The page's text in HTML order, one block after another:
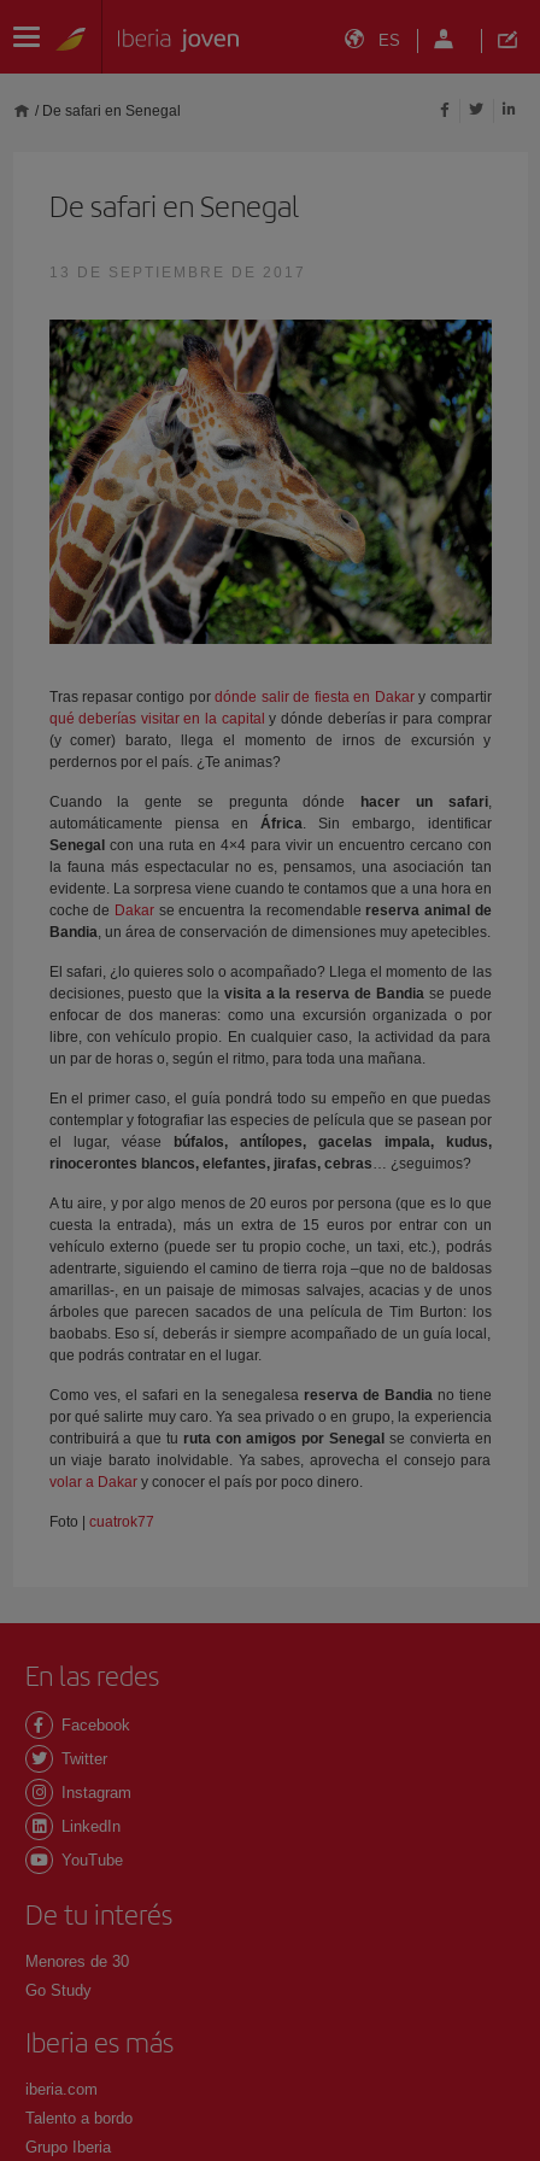
ES
/ De safari en Senegal
De safari en Senegal
13 DE SEPTIEMBRE DE 2017
Tras repasar contigo pordónde salir de fiesta en Dakary compartir
qué deberías visitar en la capital y dónde deberías ir para comprar
(y comer) barato, llega el momento de irnos de excursión y
perdernos por el país. ¿Te animas?
Cuando la gente se pregunta dónde hacer un safari,
automáticamente piensa en África . Sin embargo, identificar
Senegalcon una ruta en 4×4 para vivir un encuentro cercano con
la fauna más espectacular no es, pensamos, una asociación tan
evidente. La sorpresa viene cuando te contamos que a una hora en
coche de Dakarse encuentra la recomendable reserva animal de
Bandia , un área de conservación de dimensiones muy apetecibles.
El safari, ¿lo quieres solo o acompañado? Llega el momento de las
decisiones, puesto que la visita a la reserva de Bandia se puede
enfocar de dos maneras: como una excursión organizada o por
libre, con vehículo propio. En cualquier caso, la actividad da para
un par de horas o, según el ritmo, para toda una mañana.
En el primer caso, el guía pondrá todo su empeño en que puedas
contemplar y fotografiar las especies de película que se pasean por
el lugar, véase
búfalos, antílopes, gacelas impala, kudus,
rinocerontes blancos, elefantes, jirafas, cebras … ¿seguimos?
A tu aire, y por algo menos de 20 euros por persona (que es lo que
cuesta la entrada), más un extra de 15 euros por entrar con un
vehículo externo (puede ser tu propio coche, un taxi, etc.), podrás
adentrarte, siguiendo el camino de tierra roja –que no de baldosas
amarillas-, en un paisaje de mimosas salvajes, acacias y de unos
árboles que parecen sacados de una película de Tim Burton: los
baobabs. Eso sí, deberás ir siempre acompañado de un guía local,
que podrás contratar en el lugar.
Como ves, el safari en la senegalesa reserva de Bandia no tiene
por qué salirte muy caro. Ya sea privado o en grupo, la experiencia
contribuirá a que tu ruta con amigos por Senegalse convierta en
un viaje barato inolvidable. Ya sabes, aprovecha el consejo para
volar a Dakary conocer el país por poco dinero.
Foto | cuatrok77
En las redes
Facebook
Twitter
Instagram
LinkedIn
YouTube
De tu interés
Menores de 30
Go Study
Iberia es más
iberia.com
Talento a bordo
Grupo Iberia